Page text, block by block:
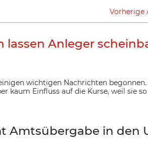
Vorherige
Anleger
wichtigen Nachrichten
kaum Einfluss auf die Kurse, weil sie
Amtsübergabe in den